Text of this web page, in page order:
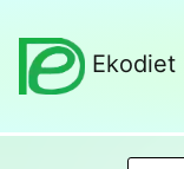
Ekodiet